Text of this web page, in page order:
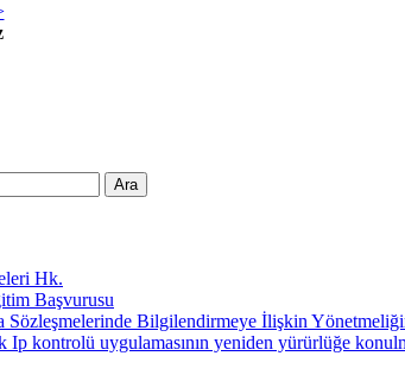
Ara
Hk.
Başvurusu
Sözleşmelerinde Bilgilendirmeye İlişkin
kontrolü uygulamasının yeniden yürürlüğe